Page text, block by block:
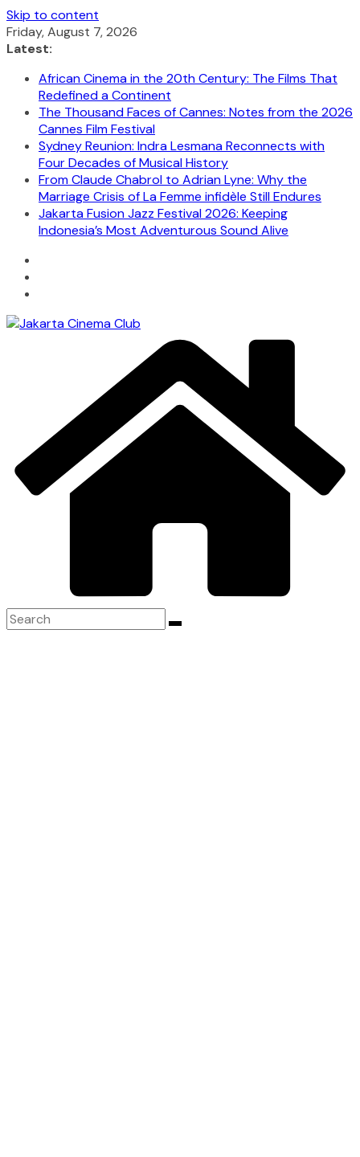
Skip to content
Friday, August 7, 2026
Latest:
African Cinema in the 20th Century: The Films That
Redefined a Continent
The Thousand Faces of Cannes: Notes from the 2026
Cannes Film Festival
Sydney Reunion: Indra Lesmana Reconnects with
Four Decades of Musical History
From Claude Chabrol to Adrian Lyne: Why the
Marriage Crisis of La Femme infidèle Still Endures
Jakarta Fusion Jazz Festival 2026: Keeping
Indonesia’s Most Adventurous Sound Alive